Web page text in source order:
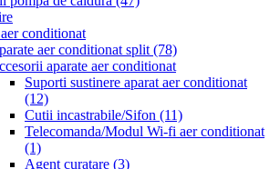
conditionat
aer conditionat split (78)
aparate aer conditionat
Suporti sustinere aparat aer conditionat
(12)
Cutii incastrabile/Sifon (11)
Telecomanda/Modul Wi-fi aer conditionat
(1)
Agent curatare (3)